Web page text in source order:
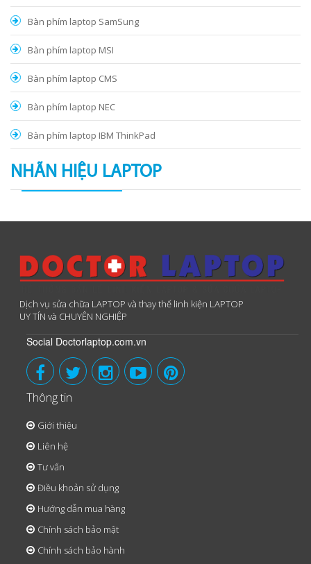
Bàn phím laptop SamSung
Bàn phím laptop MSI
Bàn phím laptop CMS
Bàn phím laptop NEC
Bàn phím laptop IBM ThinkPad
NHÃN HIỆU LAPTOP
Dịch vụ sửa chữa LAPTOP và thay thế linh kiện LAPTOP
UY TÍN và CHUYÊN NGHIỆP
Social Doctorlaptop.com.vn
Thông tin
Giới thiệu
Liên hệ
Tư vấn
Điều khoản sử dụng
Hướng dẫn mua hàng
Chính sách bảo mật
Chính sách bảo hành